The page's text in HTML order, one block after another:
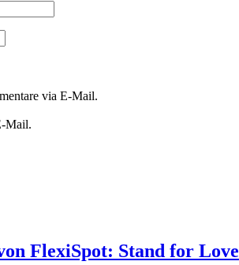
via E-Mail.
Mail.
FlexiSpot: Stand for Love